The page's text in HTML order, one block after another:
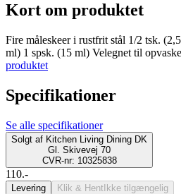
Kort om produktet
Fire måleskeer i rustfrit stål 1/2 tsk.
ml) 1 spsk. (15 ml) Velegnet til
produktet
Specifikationer
Se alle specifikationer
Solgt af Kitchen Living Dining DK
Gl. Skivevej 70
CVR-nr: 10325838
110.-
Levering Klik & Hent Ikke tilgængelig